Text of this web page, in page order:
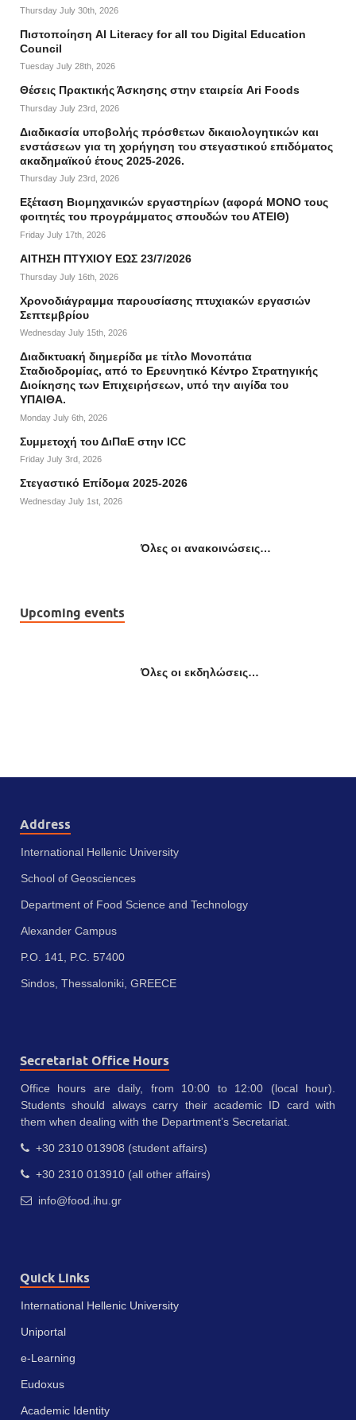
Thursday July 30th, 2026
Πιστοποίηση AI Literacy for all του Digital Education
Council
Tuesday July 28th, 2026
Θέσεις Πρακτικής Άσκησης στην εταιρεία Ari Foods
Thursday July 23rd, 2026
Διαδικασία υποβολής πρόσθετων δικαιολογητικών και
ενστάσεων για τη χορήγηση του στεγαστικού επιδόματος
ακαδημαϊκού έτους 2025-2026.
Thursday July 23rd, 2026
Εξέταση Βιομηχανικών εργαστηρίων (αφορά ΜΟΝΟ τους
φοιτητές του προγράμματος σπουδών του ΑΤΕΙΘ)
Friday July 17th, 2026
ΑΙΤΗΣΗ ΠΤΥΧΙΟΥ ΕΩΣ 23/7/2026
Thursday July 16th, 2026
Χρονοδιάγραμμα παρουσίασης πτυχιακών εργασιών
Σεπτεμβρίου
Wednesday July 15th, 2026
Διαδικτυακή διημερίδα με τίτλο Μονοπάτια
Σταδιοδρομίας, από το Ερευνητικό Κέντρο Στρατηγικής
Διοίκησης των Επιχειρήσεων, υπό την αιγίδα του
ΥΠΑΙΘΑ.
Monday July 6th, 2026
Συμμετοχή του ΔιΠαΕ στην ICC
Friday July 3rd, 2026
Στεγαστικό Επίδομα 2025-2026
Wednesday July 1st, 2026
Όλες οι ανακοινώσεις…
Upcoming events
Όλες οι εκδηλώσεις…
Address
International Hellenic University
School of Geosciences
Department of Food Science and Technology
Alexander Campus
P.O. 141, P.C. 57400
Sindos, Thessaloniki, GREECE
Secretariat Office Hours
Office hours are daily, from 10:00 to 12:00 (local hour).
Students should always carry their academic ID card with
them when dealing with the Department’s Secretariat.
+30 2310 013908 (student affairs)
+30 2310 013910 (all other affairs)
info@food.ihu.gr
Quick Links
International Hellenic University
Uniportal
e-Learning
Eudoxus
Academic Identity